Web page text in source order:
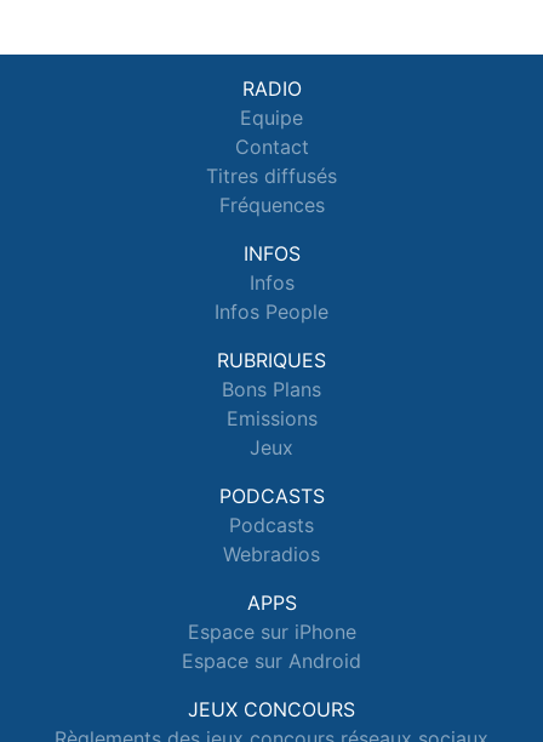
RADIO
Equipe
Contact
Titres diffusés
Fréquences
INFOS
Infos
Infos People
RUBRIQUES
Bons Plans
Emissions
Jeux
PODCASTS
Podcasts
Webradios
APPS
Espace sur iPhone
Espace sur Android
JEUX CONCOURS